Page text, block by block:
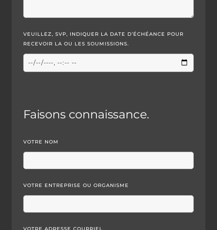
VEUILLEZ, SVP, INDIQUER LA DATE D’ÉCHÉANCE POUR
RECEVOIR LA OU LES SOUMISSIONS.
Faisons connaissance.
VOTRE NOM
VOTRE ENTREPRISE OU ORGANISME
VOTRE ADRESSE COURRIEL